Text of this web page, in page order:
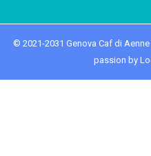
© 2021-2031 Genova Caf di Aenne
passion by